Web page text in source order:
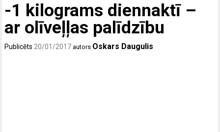
-1 kilograms diennaktī –
ar olīveļļas palīdzību
Publicēts 20/01/2017 autors Oskars Daugulis